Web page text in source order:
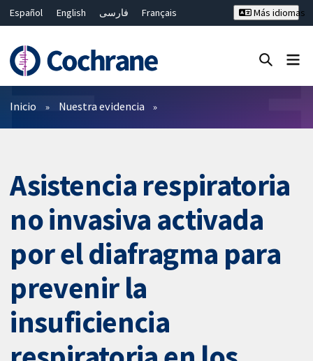
Español English فارسی
Français
Bahasa Malaysia
ไทย 繁體中文
Más idiomas
Filtros
Inicio Nuestra evidencia
Asistencia respiratoria
no invasiva activada
por el diafragma para
prevenir la
insuficiencia